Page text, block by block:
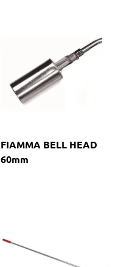
FIAMMA BELL HEAD
60mm